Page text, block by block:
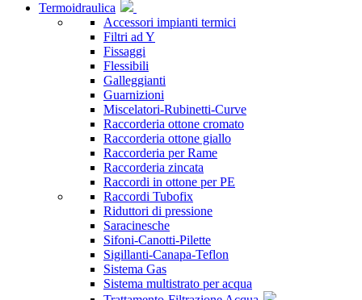
Termoidraulica
Accessori impianti termici
Filtri ad Y
Fissaggi
Flessibili
Galleggianti
Guarnizioni
Miscelatori-Rubinetti-Curve
Raccorderia ottone cromato
Raccorderia ottone giallo
Raccorderia per Rame
Raccorderia zincata
Raccordi in ottone per PE
Raccordi Tubofix
Riduttori di pressione
Saracinesche
Sifoni-Canotti-Pilette
Sigillanti-Canapa-Teflon
Sistema Gas
Sistema multistrato per acqua